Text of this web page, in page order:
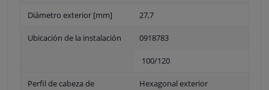
Diámetro exterior [mm] 27,7
Ubicación de la instalación 0918783
100/120
Perfil de cabeza de
Hexagonal exterior